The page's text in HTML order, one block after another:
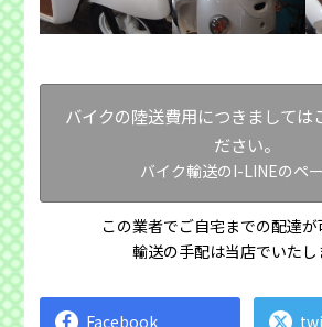
バイクの陸送費用につきましては
ださい。
バイク輸送のI-LINEのペ
この業者でご自宅までの配達が
輸送の手配は当店でいたし
Facebook